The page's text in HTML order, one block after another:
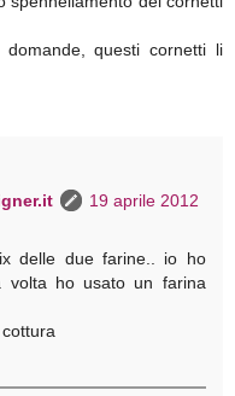
questi cornetti li
19 aprile 2012
delle due farine.. io ho
volta ho usato un farina